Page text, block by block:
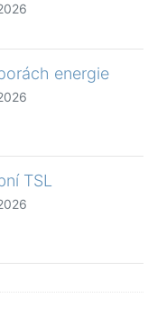
energie
TSL